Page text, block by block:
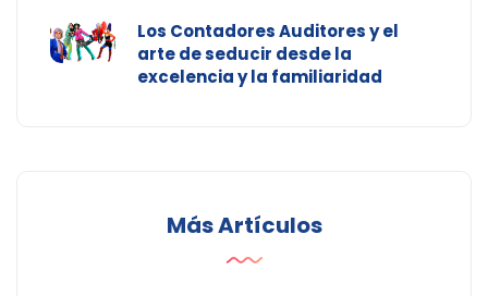
Los Contadores Auditores y el
arte de seducir desde la
excelencia y la familiaridad
Más Artículos